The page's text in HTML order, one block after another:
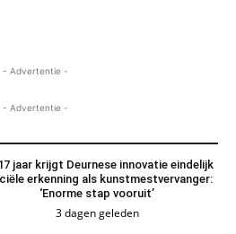
- Advertentie -
- Advertentie -
jaar krijgt Deurnese innovatie eindelijk
erkenning als kunstmestvervanger:
‘Enorme stap vooruit’
3 dagen geleden